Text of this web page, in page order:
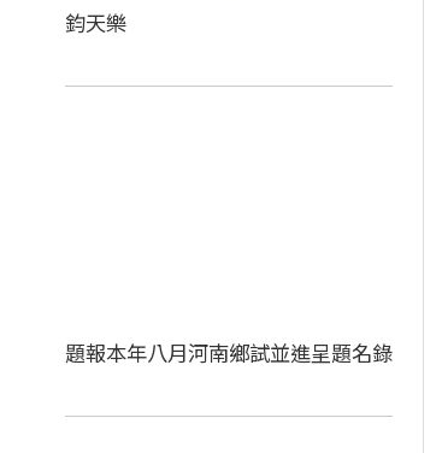
鈞天樂
題報本年八月河南鄉試並進呈題名錄